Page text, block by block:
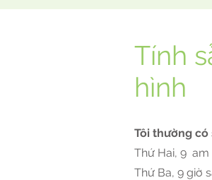
Tính
hình
Tôi thường có
Thứ Hai, 9 am
Thứ Ba, 9 giờ